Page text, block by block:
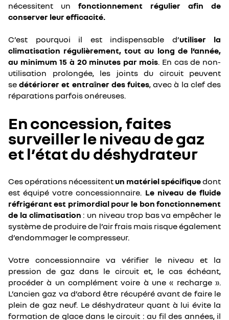
nécessitent un fonctionnement régulier afin de
conserver leur efficacité.
C’est pourquoi il est indispensable d’utiliser la
climatisation régulièrement, tout au long de l’année,
au minimum 15 à 20 minutes par mois. En cas de non-
utilisation prolongée, les joints du circuit peuvent
sedétériorer et entraîner des fuites, avec à la clef des
réparations parfois onéreuses.
En concession, faites
surveiller le niveau de gaz
et l’état du déshydrateur
Ces opérations nécessitentun matériel spécifiquedont
est équipé votre concessionnaire. Le niveau de fluide
réfrigérant est primordial pour le bon fonctionnement
de la climatisation : un niveau trop bas va empêcher le
système de produire de l’air frais mais risque également
d’endommager le compresseur.
Votre concessionnaire va vérifier le niveau et la
pression de gaz dans le circuit et, le cas échéant,
procéder à un complément voire à une « recharge ».
L’ancien gaz va d’abord être récupéré avant de faire le
plein de gaz neuf. Le déshydrateur quant à lui évite la
formation de glace dans le circuit : au fil des années, il